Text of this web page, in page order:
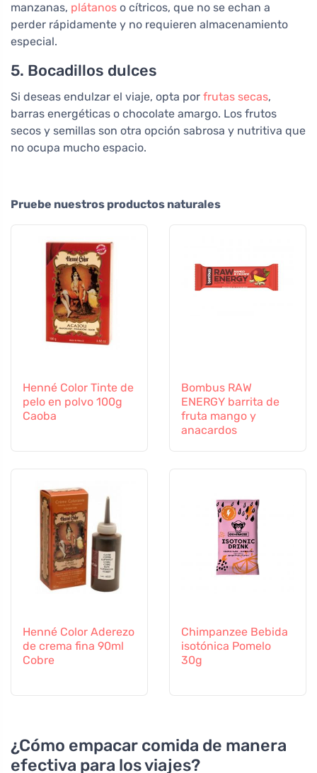
manzanas, plátanos o cítricos, que no se echan a
perder rápidamente y no requieren almacenamiento
especial.
5. Bocadillos dulces
Si deseas endulzar el viaje, opta por frutas secas,
barras energéticas o chocolate amargo. Los frutos
secos y semillas son otra opción sabrosa y nutritiva que
no ocupa mucho espacio.
Pruebe nuestros productos naturales
Henné Color Tinte de
pelo en polvo 100g
Caoba
Bombus RAW
ENERGY barrita de
fruta mango y
anacardos
Henné Color Aderezo
de crema fina 90ml
Cobre
Chimpanzee Bebida
isotónica Pomelo
30g
¿Cómo empacar comida de manera
efectiva para los viajes?